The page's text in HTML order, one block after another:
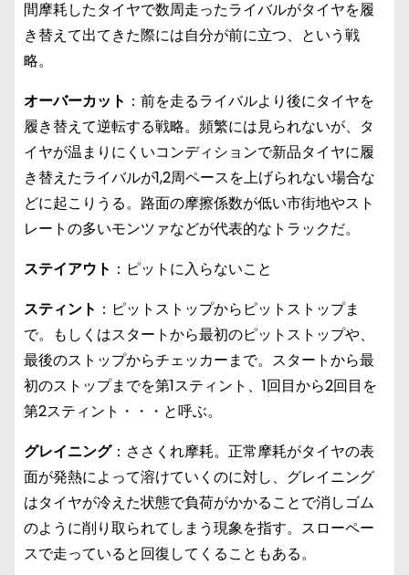
間摩耗したタイヤで数周走ったライバルがタイヤを履
き替えて出てきた際には自分が前に立つ、という戦
略。
オーバーカット ：前を走るライバルより後にタイヤを
履き替えて逆転する戦略。頻繁には見られないが、タ
イヤが温まりにくいコンディションで新品タイヤに履
き替えたライバルが1,2周ペースを上げられない場合な
どに起こりうる。路面の摩擦係数が低い市街地やスト
レートの多いモンツァなどが代表的なトラックだ。
ステイアウト ：ピットに入らないこと
スティント ：ピットストップからピットストップま
で。もしくはスタートから最初のピットストップや、
最後のストップからチェッカーまで。スタートから最
初のストップまでを第1スティント、1回目から2回目を
第2スティント・・・と呼ぶ。
グレイニング：ささくれ摩耗。正常摩耗がタイヤの表
面が発熱によって溶けていくのに対し、グレイニング
はタイヤが冷えた状態で負荷がかかることで消しゴム
のように削り取られてしまう現象を指す。スローペー
スで走っていると回復してくることもある。